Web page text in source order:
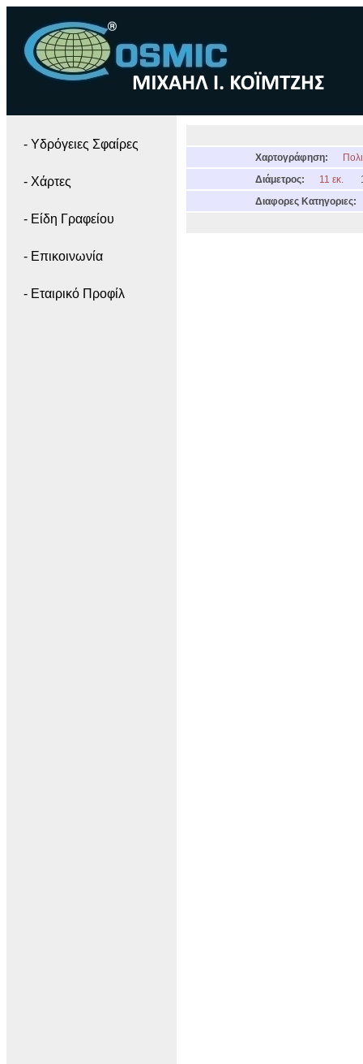
- Yδρόγειες Σφαίρες
- Χάρτες
- Είδη Γραφείου
- Επικοινωνία
- Εταιρικό Προφίλ
Χαρτογράφηση:
Διάμετρος:
11 εκ.
Διαφορες Κατηγοριες: